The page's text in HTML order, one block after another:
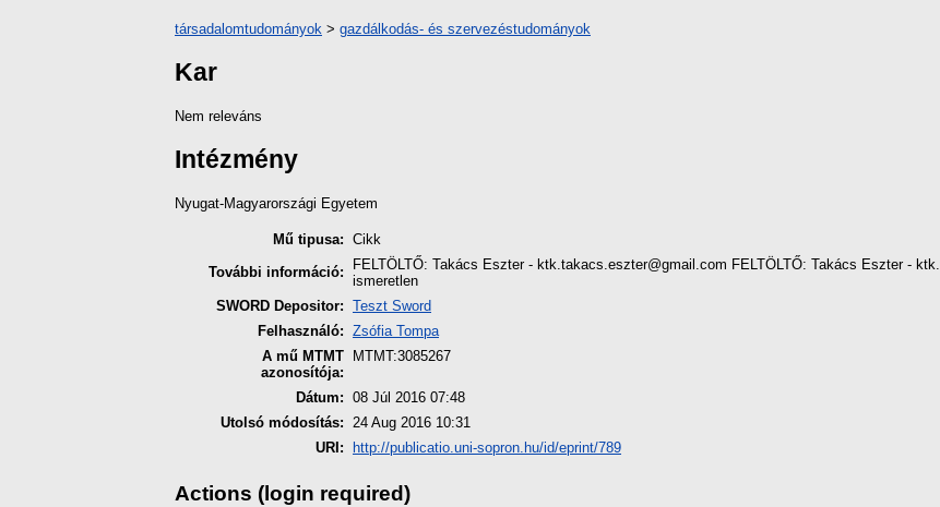
társadalomtudományok > gazdálkodás- és szervezéstudományok
Kar
Nem releváns
Intézmény
Nyugat-Magyarországi Egyetem
Mű tipusa: Cikk
További információ:
FELTÖLTŐ: Takács Eszter - ktk.takacs.eszter@gmail.com FELTÖLTŐ: Takács Eszter -
ismeretlen
SWORD Depositor: Teszt Sword
Felhasználó: Zsófia Tompa
A mű MTMT
azonosítója:
MTMT:3085267
Dátum: 08 Júl 2016 07:48
Utolsó módosítás: 24 Aug 2016 10:31
URI:
http://publicatio.uni-sopron.hu/id/eprint/789
Actions (login required)